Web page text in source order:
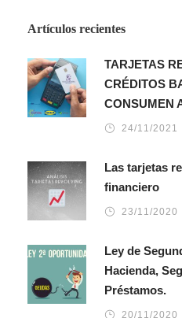
Artículos recientes
TARJETAS
CRÉDITOS
CONSUMEN
24/11/2021
Las tarjetas
financiero
23/11/2020
Ley de
Hacienda,
Préstamos.
20/11/2020